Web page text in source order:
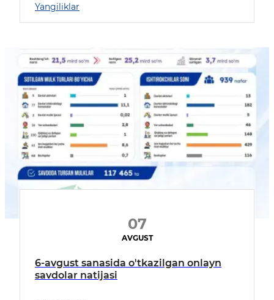
Yangiliklar
07
AVGUST
6-avgust sanasida o'tkazilgan onlayn
savdolar natijasi